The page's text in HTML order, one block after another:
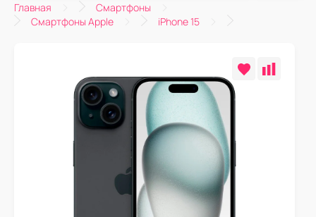
Главная
Смартфоны
Смартфоны Apple
iPhone 15